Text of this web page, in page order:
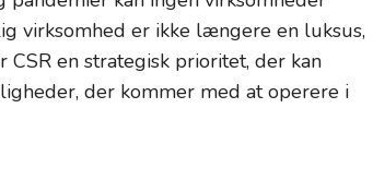
virksomhed er ikke længere en luksus,
en strategisk prioritet, der kan
der kommer med at operere i